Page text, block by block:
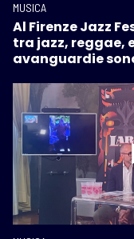
MUSICA
Al Firenze Jazz
tra jazz, reggae,
avanguardie